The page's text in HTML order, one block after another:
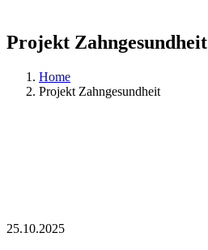
Projekt Zahngesundheit
Home
Projekt Zahngesundheit
25.10.2025